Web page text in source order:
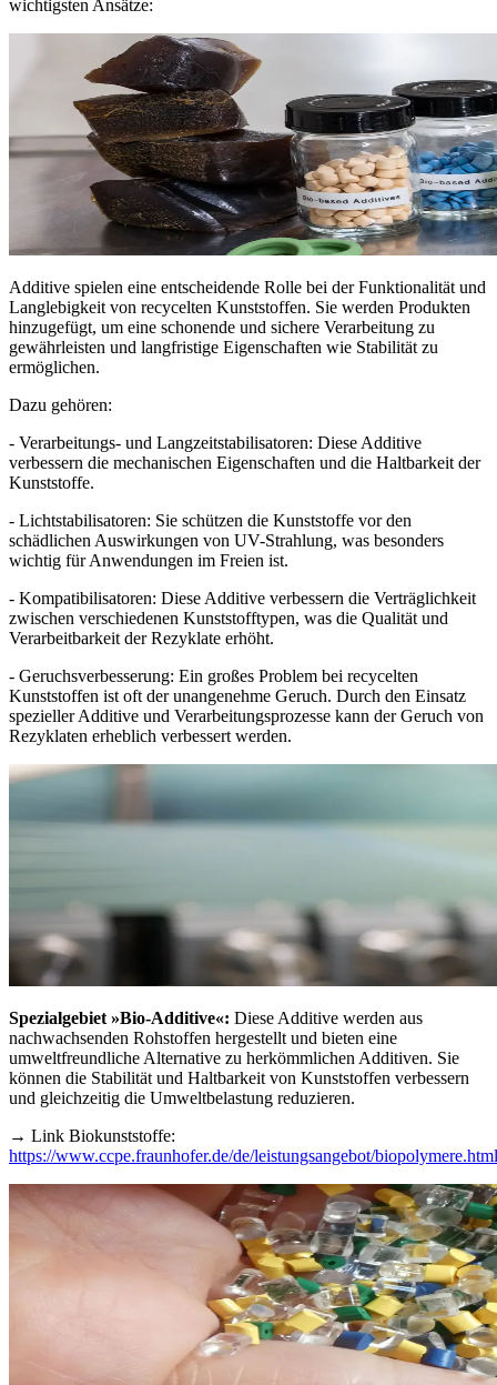
wichtigsten Ansätze:
Additive spielen eine entscheidende Rolle bei der Funktionalität und
Langlebigkeit von recycelten Kunststoffen. Sie werden Produkten
hinzugefügt, um eine schonende und sichere Verarbeitung zu
gewährleisten und langfristige Eigenschaften wie Stabilität zu
ermöglichen.
Dazu gehören:
- Verarbeitungs- und Langzeitstabilisatoren: Diese Additive
verbessern die mechanischen Eigenschaften und die Haltbarkeit der
Kunststoffe.
- Lichtstabilisatoren: Sie schützen die Kunststoffe vor den
schädlichen Auswirkungen von UV-Strahlung, was besonders
wichtig für Anwendungen im Freien ist.
- Kompatibilisatoren: Diese Additive verbessern die Verträglichkeit
zwischen verschiedenen Kunststofftypen, was die Qualität und
Verarbeitbarkeit der Rezyklate erhöht.
- Geruchsverbesserung: Ein großes Problem bei recycelten
Kunststoffen ist oft der unangenehme Geruch. Durch den Einsatz
spezieller Additive und Verarbeitungsprozesse kann der Geruch von
Rezyklaten erheblich verbessert werden.
Spezialgebiet »Bio-Additive«: Diese Additive werden aus
nachwachsenden Rohstoffen hergestellt und bieten eine
umweltfreundliche Alternative zu herkömmlichen Additiven. Sie
können die Stabilität und Haltbarkeit von Kunststoffen verbessern
und gleichzeitig die Umweltbelastung reduzieren.
→ Link Biokunststoffe:
https://www.ccpe.fraunhofer.de/de/leistungsangebot/biopolymere.html